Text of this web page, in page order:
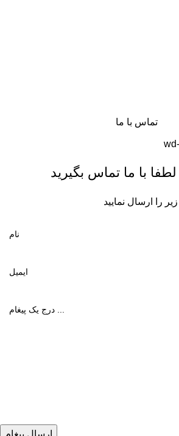
تماس با ما
با ما تماس بگیرید
را ارسال نمایید